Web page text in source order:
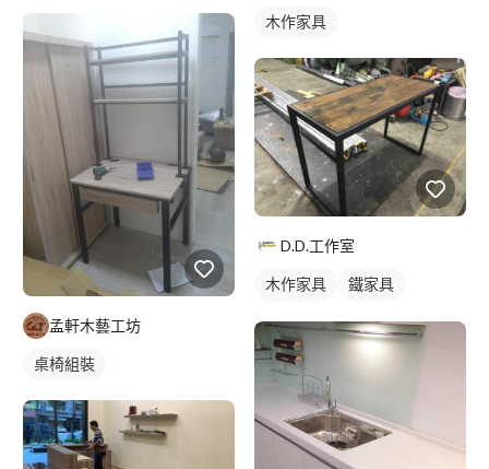
孟軒木藝工坊
桌椅組裝
木作家具
D.D.工作室
木作家具
鐵家具